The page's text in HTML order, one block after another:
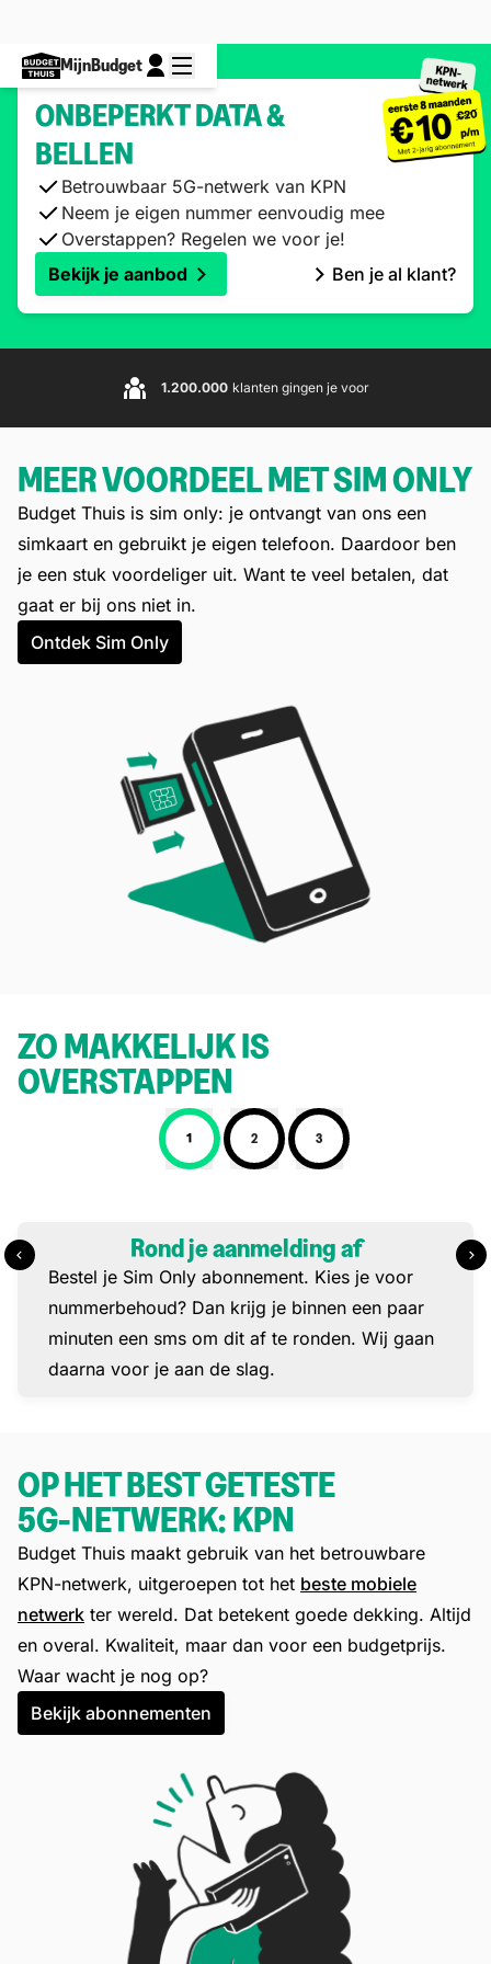
MijnBudget
ONBEPERKT DATA &
BELLEN
Betrouwbaar 5G-netwerk van KPN
Neem je eigen nummer eenvoudig mee
Overstappen? Regelen we voor je!
Bekijk je aanbod
Ben je al klant?
1.200.000 klanten gingen je voor
MEER VOORDEEL MET SIM ONLY
Budget Thuis is sim only: je ontvangt van ons een
simkaart en gebruikt je eigen telefoon. Daardoor ben
je een stuk voordeliger uit. Want te veel betalen, dat
gaat er bij ons niet in.
Ontdek Sim Only
ZO MAKKELIJK IS
OVERSTAPPEN
1 2 3
Stap 1: Rond je aanmelding af
Rond je aanmelding af
Bestel je Sim Only abonnement. Kies je voor
nummerbehoud? Dan krijg je binnen een paar
minuten een sms om dit af te ronden. Wij gaan
daarna voor je aan de slag.
OP HET BEST GETESTE
5G-NETWERK: KPN
Budget Thuis maakt gebruik van het betrouwbare
KPN-netwerk, uitgeroepen tot het beste mobiele
netwerk ter wereld. Dat betekent goede dekking. Altijd
en overal. Kwaliteit, maar dan voor een budgetprijs.
Waar wacht je nog op?
Bekijk abonnementen